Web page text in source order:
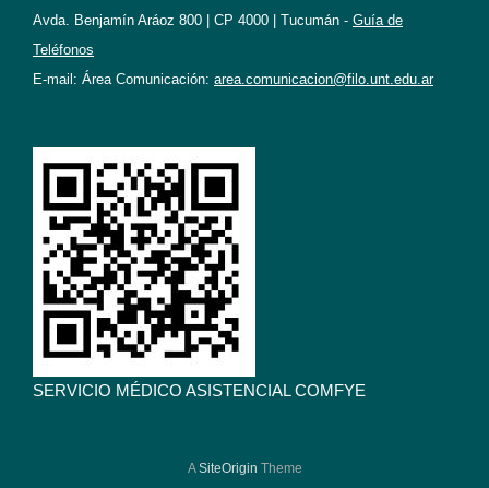
Avda. Benjamín Aráoz 800 | CP 4000 | Tucumán - Guía de
Teléfonos
E-mail: Área Comunicación: area.comunicacion@filo.unt.edu.ar
SERVICIO MÉDICO ASISTENCIAL COMFYE
ASiteOrigin Theme